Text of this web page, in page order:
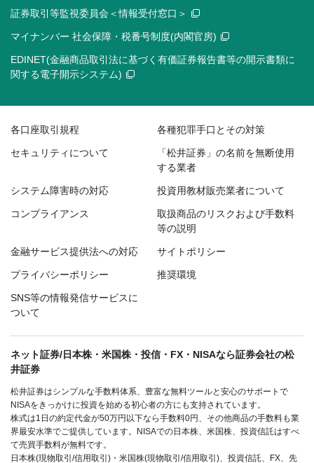
証券取引等監視委員会＜情報受付窓口＞
マイナンバー 社会保障・税番号制度(内閣官房)
EDINET(金融商品取引法に基づく有価証券報告書等の開示書類に
関する電子開示システム)
各口座取引規程 各種犯罪手口とその対策
セキュリティについて
「松井証券」の名前を無断使用
する業者
システム障害時の対応 投資用教材販売業者について
コンプライアンス
取扱商品のリスクおよび手数料
等の説明
金融サービス提供法への対応 サイトポリシー
プライバシーポリシー 推奨環境
SNS等の情報発信サービスに
ついて
ネット証券/日本株・米国株・投信・FX・NISAなら証券会社の松
井証券
松井証券はシンプルな手数料体系、豊富な無料ツールと安心のサポートで
NISAをきっかけに投資を始める初心者の方にも支持されています。
株式は1日の約定代金が50万円以下なら手数料0円、その他商品の手数料も業
界最安水準でご提供しています。NISAでの日本株、米国株、投資信託はすべ
て売買手数料が無料です。
日本株(現物取引/信用取引)・米国株(現物取引/信用取引)、投資信託、FX、先